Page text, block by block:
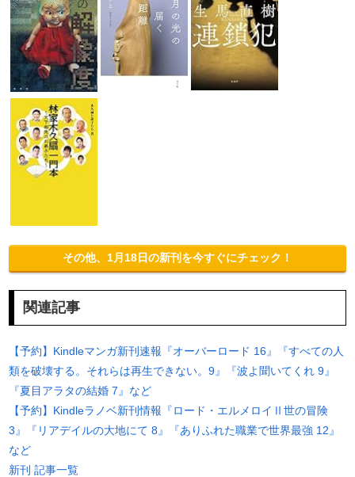
その他、1月18日の新刊を今すぐにチェック！
関連記事
【予約】Kindleマンガ新刊速報『オーバーロード 16』『すべての人
類を破壊する。それらは再生できない。9』『波よ聞いてくれ 9』
『夏目アラタの結婚 7』など
【予約】Kindleラノベ新刊情報『ロード・エルメロイⅡ世の冒険
3』『リアデイルの大地にて 8』『ありふれた職業で世界最強 12』
など
新刊 記事一覧